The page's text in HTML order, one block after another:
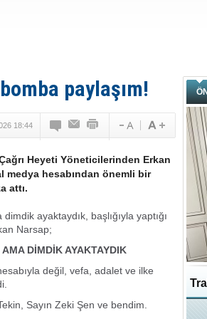
paylaşım!
18:44
Heyeti Yöneticilerinden Erkan
medya hesabından önemli bir
attı.
ayaktaydık, başlığıyla yaptığı
Narsap;
DİMDİK AYAKTAYDIK
değil, vefa, adalet ve ilke
Sayın Zeki Şen ve bendim.